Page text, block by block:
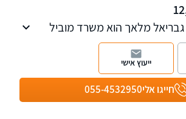
גבריאל מלאך הוא משרד מוביל
בעל ניסיון של למעלה מ-25 בתחום נזקי הגוף.
ירושלים, רחובות, אשדוד,
חייגו אלי055-4532950
ייעוץ אישי